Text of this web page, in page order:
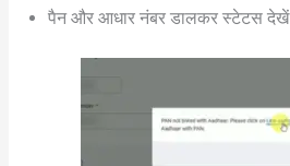
पैन और आधार नंबर डालकर स्टेटस देखें